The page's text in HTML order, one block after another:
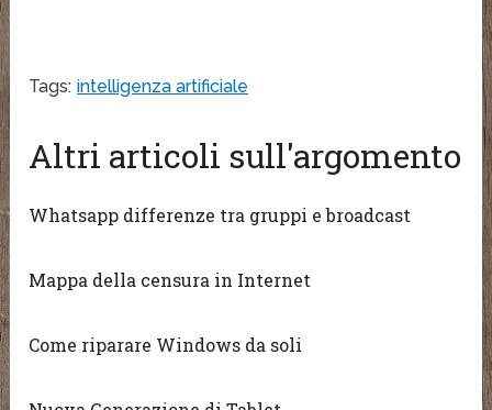
Tags: intelligenza artificiale
Altri articoli sull'argomento
Whatsapp differenze tra gruppi e broadcast
Mappa della censura in Internet
Come riparare Windows da soli